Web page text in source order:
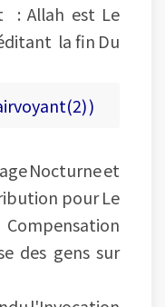
: Allah est Le
la fin Du
)
Nocturne et
pour Le
des gens sur